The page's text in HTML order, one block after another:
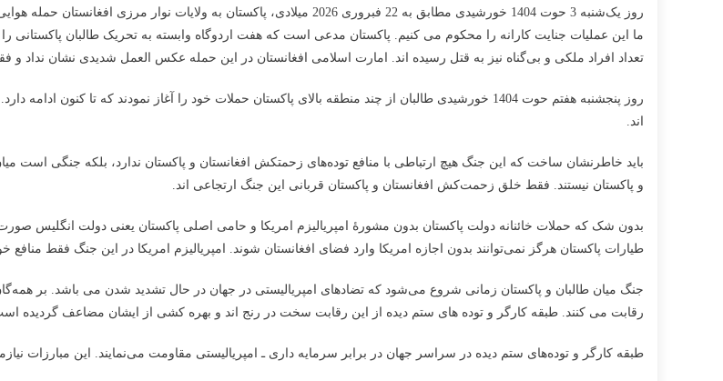
امارت
اسلامی
افغانستان
جمهوری
روز یک‌شنبه 3 حوت 1404 خورشیدی مطابق به 22 فبروری 2026 میلادی، پاکستان به
ما این عملیات جنایت کارانه را محکوم می کنیم. پاکستان مدعی است که هفت اردوگاه وابسته به تحریک طالبان
تعداد افراد ملکی و بی‌گناه نیز به قتل رسیده اند. امارت اسلامی افغانستان در این حمله عکس العمل شدیدی نشان نداد و
اند.
باید خاطرنشان ساخت که این جنگ هیچ ارتباطی با منافع توده‌های زحمتکش افغانستان و پاکستان ندارد، بلکه جنگی است
و پاکستان نیستند. فقط خلق زحمت‌کش افغانستان و پاکستان قربانی این جنگ ارتجاعی اند.
بدون شک که حملات خائنانه دولت پاکستان بدون مشورۀ امپریالیزم امریکا و حامی اصلی پاکستان یعنی دولت انگلیس
طیارات پاکستان هرگز نمی‌توانند بدون اجازه امریکا وارد فضای افغانستان شوند. امپریالیزم امریکا در این جنگ فقط منافع
جنگ میان طالبان و پاکستان زمانی شروع می‌شود که تضادهای امپریالیستی در جهان در حال تشدید شدن می باشد. بر
رقابت می کنند. طبقه کارگر و توده های ستم دیده از این رقابت سخت در رنج اند و بهره کشی از ایشان مضاعف گردیده
طبقه کارگر و توده‌های ستم دیده در سراسر جهان در برابر سرمایه داری ـ امپریالیستی مقاومت می‌نمایند. این مبارزات